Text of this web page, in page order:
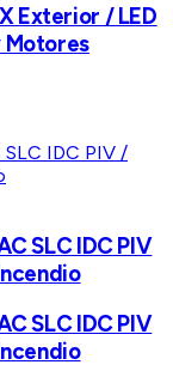
Exterior / LED
Motores
SLC IDC PIV
SLC IDC PIV